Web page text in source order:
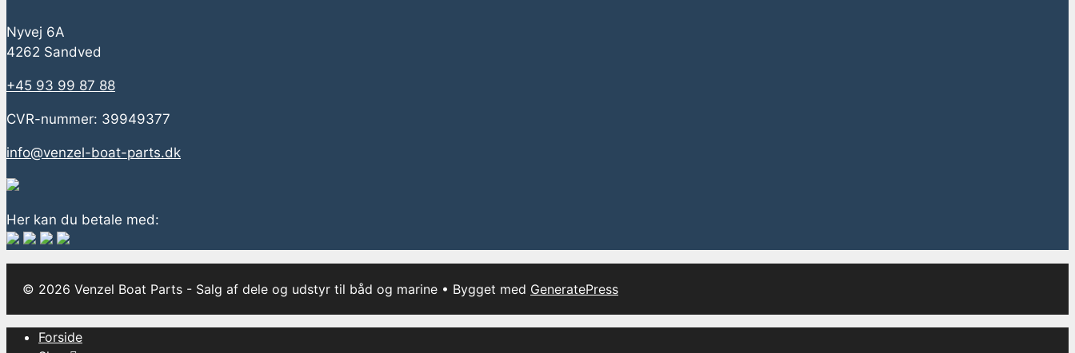
Nyvej 6A
4262 Sandved
+45 93 99 87 88
CVR-nummer: 39949377
info@venzel-boat-parts.dk
Her kan du betale med:
© 2026 Venzel Boat Parts - Salg af dele og udstyr til båd og marine • Bygget med GeneratePress
Forside